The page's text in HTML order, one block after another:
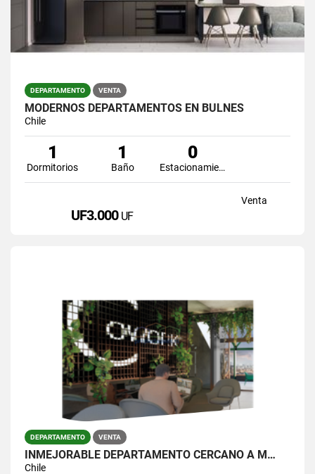
DEPARTAMENTO VENTA
MODERNOS DEPARTAMENTOS EN BULNES
Chile
1
Dormitorios
1
Baño
0
Estacionamiento
Venta
UF3.000 UF
DEPARTAMENTO VENTA
INMEJORABLE DEPARTAMENTO CERCANO A M…
Chile